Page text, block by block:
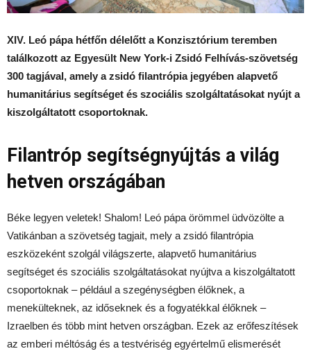
XIV. Leó pápa hétfőn délelőtt a Konzisztórium teremben
találkozott az Egyesült New York-i Zsidó Felhívás-szövetség
300 tagjával, amely a zsidó filantrópia jegyében alapvető
humanitárius segítséget és szociális szolgáltatásokat nyújt a
kiszolgáltatott csoportoknak.
Filantróp segítségnyújtás a világ
hetven országában
Béke legyen veletek! Shalom! Leó pápa örömmel üdvözölte a
Vatikánban a szövetség tagjait, mely a zsidó filantrópia
eszközeként szolgál világszerte, alapvető humanitárius
segítséget és szociális szolgáltatásokat nyújtva a kiszolgáltatott
csoportoknak – például a szegénységben élőknek, a
menekülteknek, az időseknek és a fogyatékkal élőknek –
Izraelben és több mint hetven országban. Ezek az erőfeszítések
az emberi méltóság és a testvériség egyértelmű elismerését